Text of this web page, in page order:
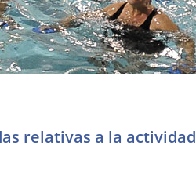
relativas a la actividad